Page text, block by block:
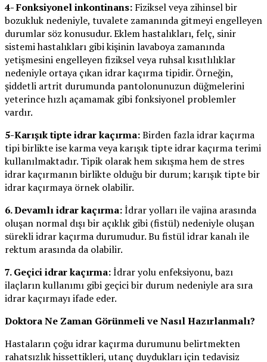
4- Fonksiyonel inkontinans: Fiziksel veya zihinsel bir
bozukluk nedeniyle, tuvalete zamanında gitmeyi engelleyen
durumlar söz konusudur. Eklem hastalıkları, felç, sinir
sistemi hastalıkları gibi kişinin lavaboya zamanında
yetişmesini engelleyen fiziksel veya ruhsal kısıtlılıklar
nedeniyle ortaya çıkan idrar kaçırma tipidir. Örneğin,
şiddetli artrit durumunda pantolonunuzun düğmelerini
yeterince hızlı açamamak gibi fonksiyonel problemler
vardır.
5-Karışık tipte idrar kaçırma:Birden fazla idrar kaçırma
tipi birlikte ise karma veya karışık tipte idrar kaçırma terimi
kullanılmaktadır. Tipik olarak hem sıkışma hem de stres
idrar kaçırmanın birlikte olduğu bir durum; karışık tipte bir
idrar kaçırmaya örnek olabilir.
6. Devamlı idrar kaçırma:İdrar yolları ile vajina arasında
oluşan normal dışı bir açıklık gibi (fistül) nedeniyle oluşan
sürekli idrar kaçırma durumudur. Bu fistül idrar kanalı ile
rektum arasında da olabilir.
7. Geçici idrar kaçırma:İdrar yolu enfeksiyonu, bazı
ilaçların kullanımı gibi geçici bir durum nedeniyle ara sıra
idrar kaçırmayı ifade eder.
Doktora Ne Zaman Görünmeli ve Nasıl Hazırlanmalı?
Hastaların çoğu idrar kaçırma durumunu belirtmekten
rahatsızlık hissettikleri, utanç duydukları için tedavisiz